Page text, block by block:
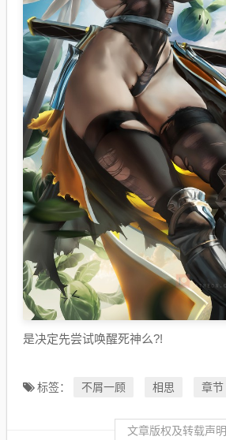
是决定先尝试唤醒死神么?!
标签： 不屑一顾 相思 章节
文章版权及转载声明